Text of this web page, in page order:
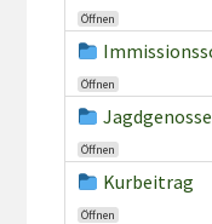
Öffnen
Öffnen
Öffnen
Kurbeitrag
Öffnen